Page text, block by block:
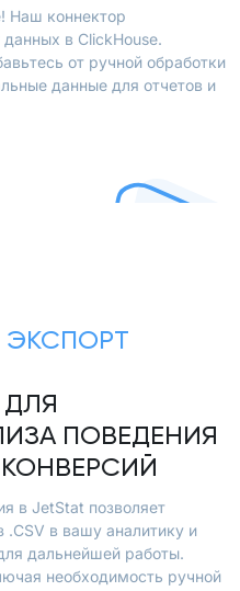
Наш коннектор
в ClickHouse.
от ручной обработки
данные для отчетов и
ЭКСПОРТ
ДЛЯ
ПОВЕДЕНИЯ
в JetStat позволяет
.CSV в вашу аналитику и
дальнейшей работы.
необходимость ручной